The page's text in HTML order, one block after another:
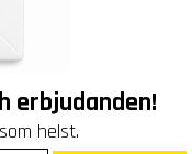
erbjudanden!
helst.